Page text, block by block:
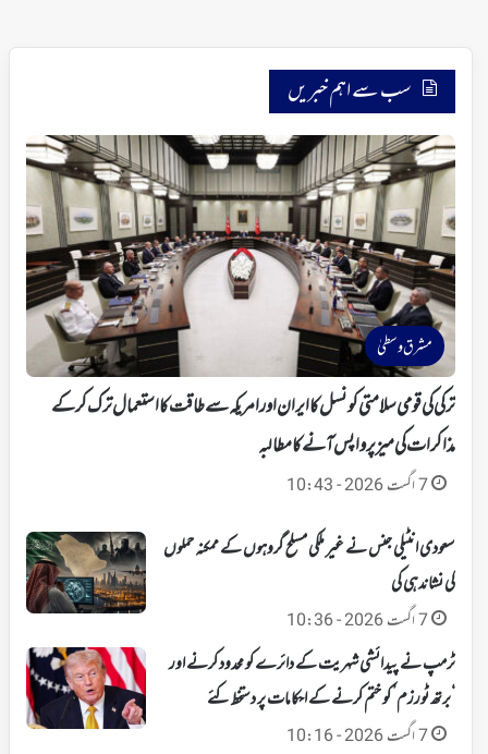
سب سے اہم خبریں
مشرق وسطیٰ
ترکی کی قومی سلامتی کونسل کا ایران اور امریکہ سے طاقت کا استعمال ترک کرکے
مذاکرات کی میز پر واپس آنے کا مطالبہ
7 اگست 2026 - 10:43
سعودی انٹیلی جنس نے غیر ملکی مسلح گروہوں کے ممکنہ حملوں
کی نشاندہی کی
7 اگست 2026 - 10:36
ٹرمپ نے پیدائشی شہریت کے دائرے کو محدود کرنے اور
‘برتھ ٹورزم’ کو ختم کرنے کے احکامات پر دستخط کئے
7 اگست 2026 - 10:16